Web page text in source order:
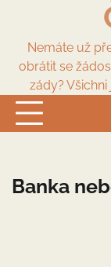
contentNemáte už
obrátit se
zády?
Banka